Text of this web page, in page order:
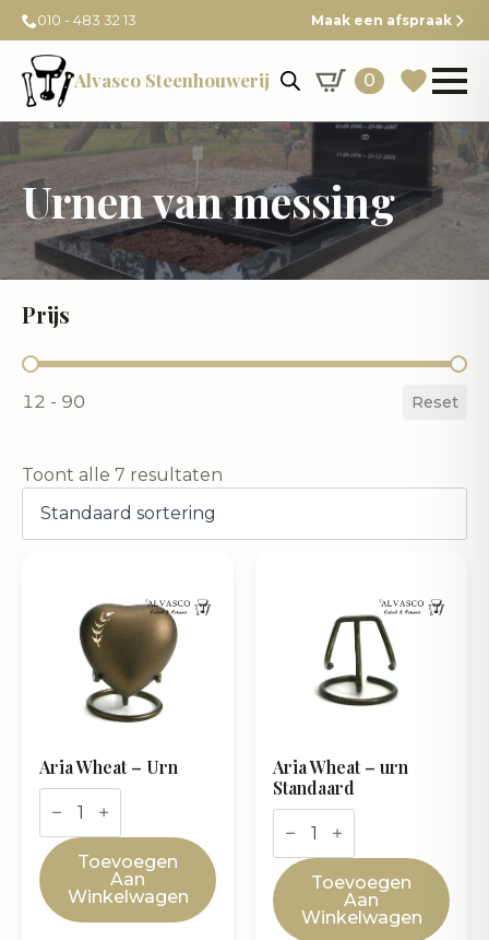
010 - 483 32 13 Maak een afspraak
Alvasco Steenhouwerij 0
Urnen van messing
Prijs
Prijs
12 - 90 Reset
Toont alle 7 resultaten
Aria
Wheat
-
Urn
aantalToevoegen
Aan
Winkelwagen
Aria Wheat – Urn
Aria
Wheat
-
urn
Standaard
aantal
Toevoegen
Aan
Winkelwagen
Aria Wheat – urn
Standaard